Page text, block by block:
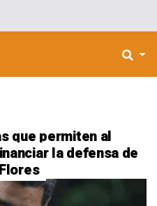
que permiten al
la defensa de